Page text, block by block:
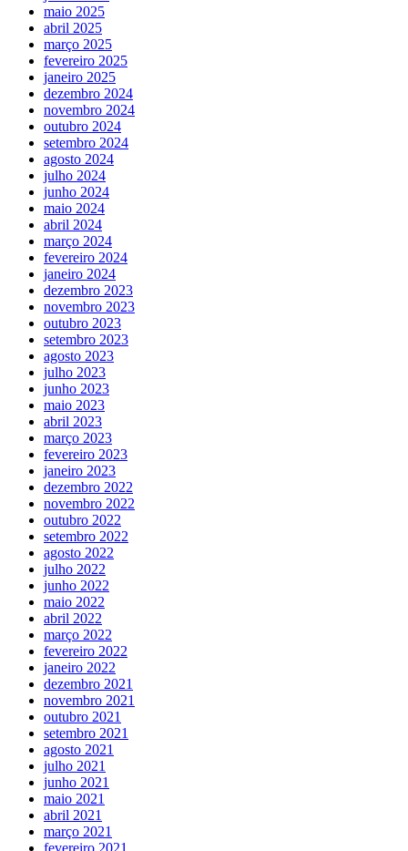
maio 2025
abril 2025
março 2025
fevereiro 2025
janeiro 2025
dezembro 2024
novembro 2024
outubro 2024
setembro 2024
agosto 2024
julho 2024
junho 2024
maio 2024
abril 2024
março 2024
fevereiro 2024
janeiro 2024
dezembro 2023
novembro 2023
outubro 2023
setembro 2023
agosto 2023
julho 2023
junho 2023
maio 2023
abril 2023
março 2023
fevereiro 2023
janeiro 2023
dezembro 2022
novembro 2022
outubro 2022
setembro 2022
agosto 2022
julho 2022
junho 2022
maio 2022
abril 2022
março 2022
fevereiro 2022
janeiro 2022
dezembro 2021
novembro 2021
outubro 2021
setembro 2021
agosto 2021
julho 2021
junho 2021
maio 2021
abril 2021
março 2021